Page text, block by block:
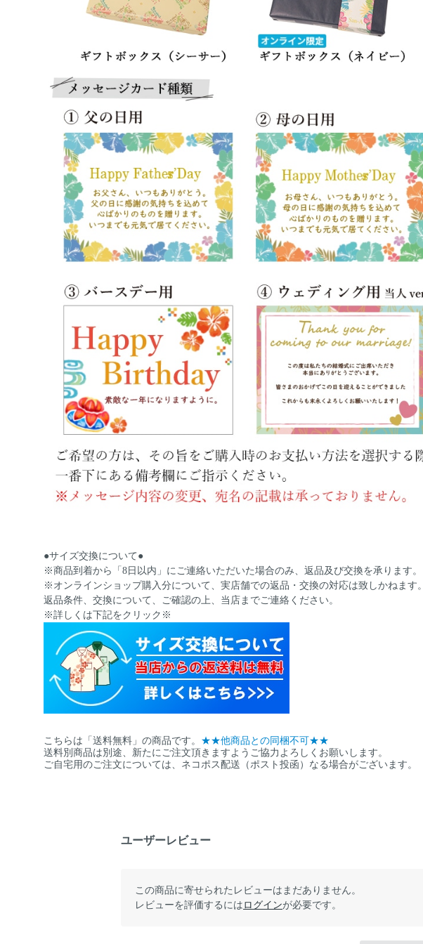
●サイズ交換について●
※商品到着から「8日以内」にご連絡いただいた場合のみ、返品及び交換を承ります。
※オンラインショップ購入分について、実店舗での返品・交換の対応は致しかねます。
返品条件、交換について、ご確認の上、当店までご連絡ください。
※詳しくは下記をクリック※
こちらは「送料無料」の商品です。 ★★他商品との同梱不可★★
送料別商品は別途、新たにご注文頂きますようご協力よろしくお願いします。
ご自宅用のご注文については、ネコポス配送（ポスト投函）なる場合がございます。
ユーザーレビュー
この商品に寄せられたレビューはまだありません。
レビューを評価するには ログインが必要です。